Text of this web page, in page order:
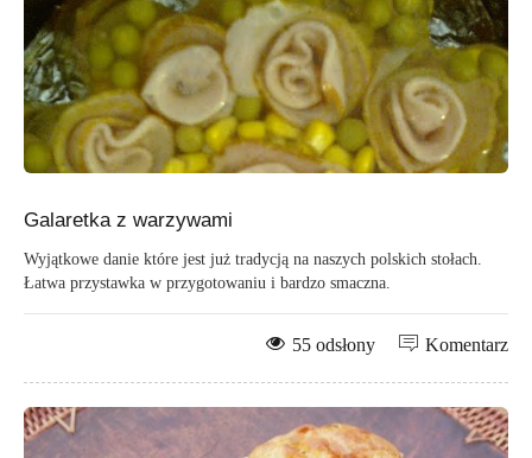
Galaretka z warzywami
Wyjątkowe danie które jest już tradycją na naszych polskich stołach.
Łatwa przystawka w przygotowaniu i bardzo smaczna.
Komentarz
55 odsłony